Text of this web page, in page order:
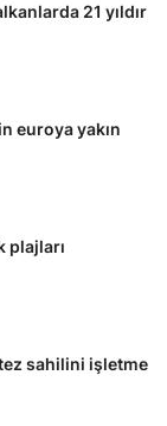
21 yıldır
euroya yakın
plajları
sahilini işletme